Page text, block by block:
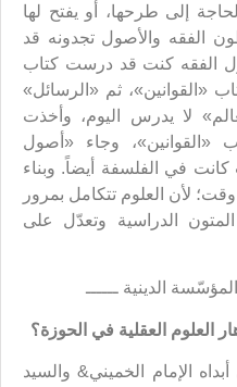
إلى طرحها، أو يفتح لها
الفقه والأصول تجدونه قد
الفقه كنت قد درست كتاب
«القوانين»، ثم «الرسائل»
لا يدرس اليوم، وأخذت
وجاء «أصول
كانت في الفلسفة أيضاً. وبناء
لأن العلوم تتكامل بمرور
الدراسية وتعدّل على
الدينية ــــــ
العلوم العقلية في الحوزة؟
الإمام الخميني& والسيد